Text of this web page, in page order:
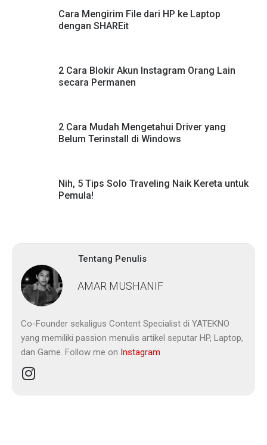
Tentang Penulis
Cara Mengirim File dari HP ke Laptop
dengan SHAREit
2 Cara Blokir Akun Instagram Orang Lain
secara Permanen
2 Cara Mudah Mengetahui Driver yang
Belum Terinstall di Windows
Nih, 5 Tips Solo Traveling Naik Kereta untuk
Pemula!
AMAR MUSHANIF
Co-Founder sekaligus Content Specialist di YATEKNO
yang memiliki passion menulis artikel seputar HP, Laptop,
dan Game. Follow me on Instagram